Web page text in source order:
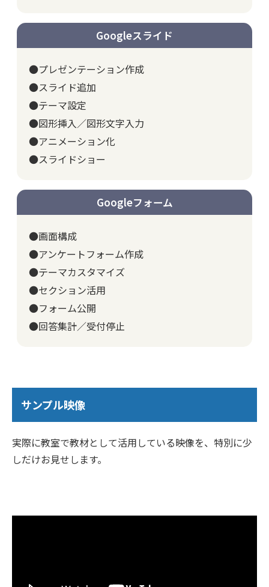
Googleスライド
●プレゼンテーション作成
●スライド追加
●テーマ設定
●図形挿入／図形文字入力
●アニメーション化
●スライドショー
Googleフォーム
●画面構成
●アンケートフォーム作成
●テーマカスタマイズ
●セクション活用
●フォーム公開
●回答集計／受付停止
サンプル映像
実際に教室で教材として活用している映像を、特別に少
しだけお見せします。